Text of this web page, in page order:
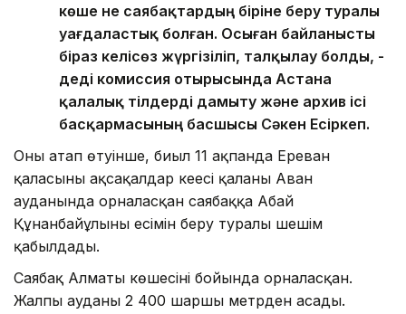
көше не саябақтардың біріне беру туралы
уағдаластық болған. Осыған байланысты
біраз келісөз жүргізіліп, талқылау болды, -
деді комиссия отырысында Астана
қалалық тілдерді дамыту және архив ісі
басқармасының басшысы Сәкен Есіркеп.
Оның атап өтуінше, биыл 11 ақпанда Ереван
қаласының ақсақалдар кеңесі қаланың Аван
ауданында орналасқан саябаққа Абай
Құнанбайұлының есімін беру туралы шешім
қабылдады.
Саябақ Алматы көшесінің бойында орналасқан.
Жалпы ауданы 2 400 шаршы метрден асады.